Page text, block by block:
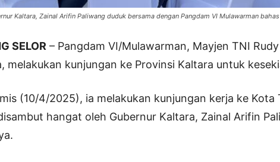
Kaltara, Zainal Arifin Paliwang duduk bersama dengan Pangdam VI Mulawarman
SELOR – Pangdam VI/Mulawarman, Mayjen TNI
melakukan kunjungan ke Provinsi Kaltara untuk
(10/4/2025), ia melakukan kunjungan kerja ke Kota
hangat oleh Gubernur Kaltara, Zainal Arifin